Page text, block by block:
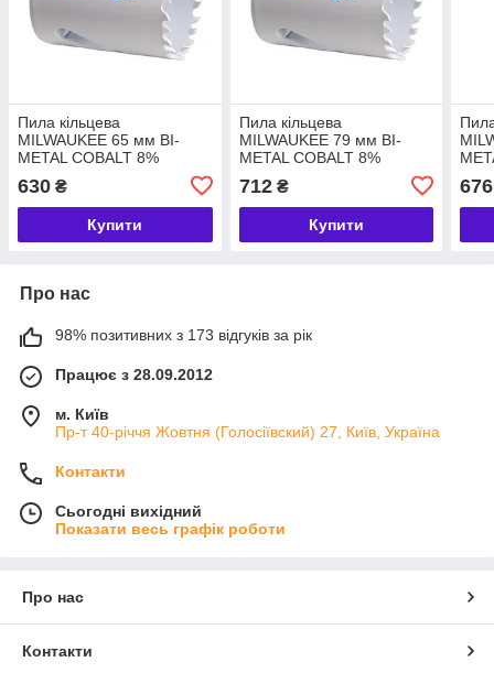
Пила кільцева
MILWAUKEE 65 мм BI-
METAL COBALT 8%
630 ₴
Купити
Пила кільцева
MILWAUKEE 79 мм BI-
METAL COBALT 8%
712₴
Купити
676
Про нас
98% позитивних з 173 відгуків за рік
Працює з 28.09.2012
м. Київ
Пр-т 40-річчя Жовтня (Голосіївский) 27, Київ, Україна
Контакти
Сьогодні вихідний
Показати весь графік роботи
Про нас
Контакти